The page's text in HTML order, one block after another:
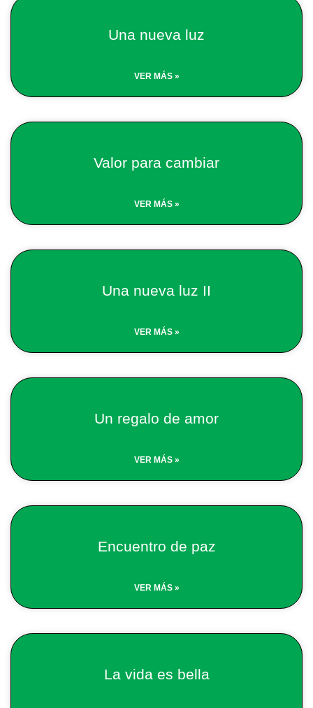
Una nueva luz
VER MÁS »
Valor para cambiar
VER MÁS »
Una nueva luz II
VER MÁS »
Un regalo de amor
VER MÁS »
Encuentro de paz
VER MÁS »
La vida es bella